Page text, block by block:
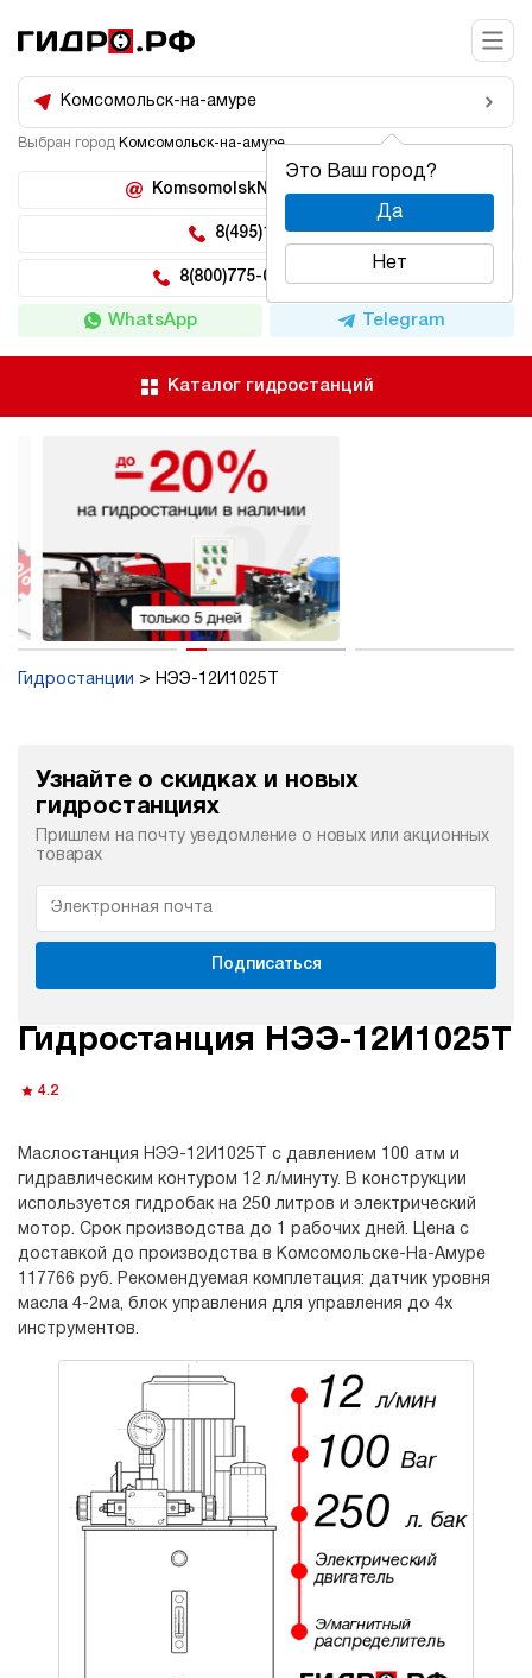
Комсомольск-на-амуре
Это Ваш город?
Да
Нет
Выбран город Комсомольск-на-амуре
KomsomolskNaAmure@hidro.ru
8(495)150-04-62
8(800)775-04-62 доб 222
WhatsApp Telegram
Каталог гидростанций
Гидростанции НЭЭ-12И1025Т
Узнайте о скидках и новых
гидростанциях
Пришлем на почту уведомление о новых или акционных
товарах
Подписаться
Гидростанция НЭЭ-12И1025Т
4.2
Маслостанция НЭЭ-12И1025Т с давлением 100 атм и
гидравлическим контуром 12 л/минуту. В конструкции
используется гидробак на 250 литров и электрический
мотор. Срок производства до 1 рабочих дней. Цена с
доставкой до производства в Комсомольске-На-Амуре
117766 руб. Рекомендуемая комплетация: датчик уровня
масла 4-2ма, блок управления для управления до 4х
инструментов.